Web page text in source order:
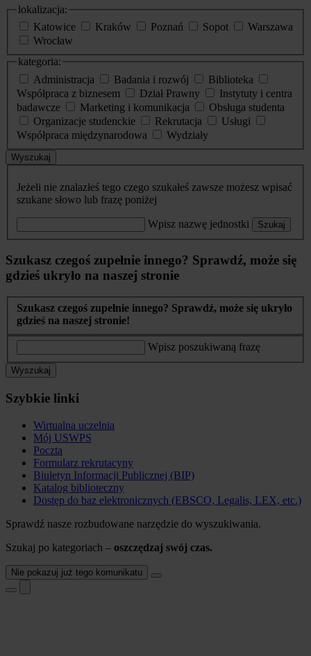
lokalizacja:
Katowice
Kraków Poznań Sopot
Warszawa
Wrocław
kategoria:
Administracja
Badania i rozwój
Biblioteka
Współpraca z biznesem
Dział Prawny
Instytuty i centra
badawcze
Marketing i komunikacja
Obsługa studenta
Organizacje studenckie
Rekrutacja
Usługi
Współpraca międzynarodowa
Wydziały
Wyszukaj
Jeżeli nie znalazłeś tego czego szukałeś zawsze możesz wpisać
szukane słowo lub frazę poniżej
Wpisz nazwę jednostki Szukaj
Szukasz czegoś zupełnie innego? Sprawdź, może się
gdzieś ukryło na naszej stronie
Szukasz czegoś zupełnie innego? Sprawdź, może się ukryło
gdzieś na naszej stronie!
Wpisz poszukiwaną frazę
Wyszukaj
Szybkie linki
Wirtualna uczelnia
Mój USWPS
Poczta
Formularz rekrutacyny
Biuletyn Informacji Publicznej (BIP)
Katalog biblioteczny
Dostęp do baz elektronicznych (EBSCO, Legalis, LEX, etc.)
Sprawdź nasze rozbudowane narzędzie do wyszukiwania.
Szukaj po kategoriach – oszczędzaj swój czas.
Nie pokazuj już tego komunikatu